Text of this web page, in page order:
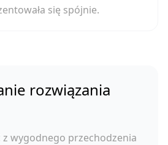
się spójnie.
rozwiązania
wygodnego przechodzenia